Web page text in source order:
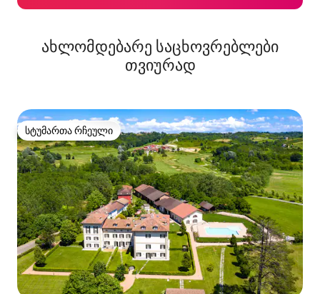
ახლომდებარე საცხოვრებლები
თვიურად
სტუმართა რჩეული
სტუმართა რჩეული